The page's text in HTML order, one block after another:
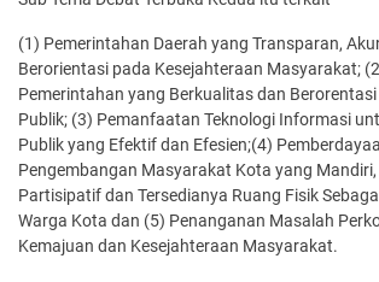
(1) Pemerintahan Daerah yang Transparan,
Berorientasi pada Kesejahteraan Masyarakat;
Pemerintahan yang Berkualitas dan
Publik; (3) Pemanfaatan Teknologi Informasi
Publik yang Efektif dan Efesien;(4)
Pengembangan Masyarakat Kota yang
Partisipatif dan Tersedianya Ruang Fisik
Warga Kota dan (5) Penanganan Masalah
Kemajuan dan Kesejahteraan Masyarakat.